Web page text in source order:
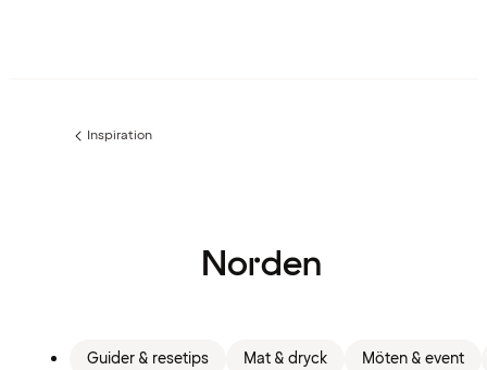
Föregående
Inspiration
Norden
Guider & resetips Mat & dryck Möten & event